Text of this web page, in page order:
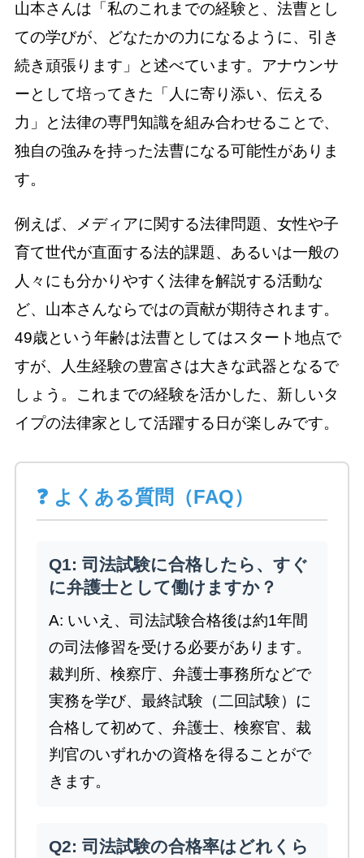
山本さんは「私のこれまでの経験と、法曹とし
ての学びが、どなたかの力になるように、引き
続き頑張ります」と述べています。アナウンサ
ーとして培ってきた「人に寄り添い、伝える
力」と法律の専門知識を組み合わせることで、
独自の強みを持った法曹になる可能性がありま
す。
例えば、メディアに関する法律問題、女性や子
育て世代が直面する法的課題、あるいは一般の
人々にも分かりやすく法律を解説する活動な
ど、山本さんならではの貢献が期待されます。
49歳という年齢は法曹としてはスタート地点で
すが、人生経験の豊富さは大きな武器となるで
しょう。これまでの経験を活かした、新しいタ
イプの法律家として活躍する日が楽しみです。
❓ よくある質問（FAQ）
Q1: 司法試験に合格したら、すぐ
に弁護士として働けますか？
A: いいえ、司法試験合格後は約1年間
の司法修習を受ける必要があります。
裁判所、検察庁、弁護士事務所などで
実務を学び、最終試験（二回試験）に
合格して初めて、弁護士、検察官、裁
判官のいずれかの資格を得ることがで
きます。
Q2: 司法試験の合格率はどれくら